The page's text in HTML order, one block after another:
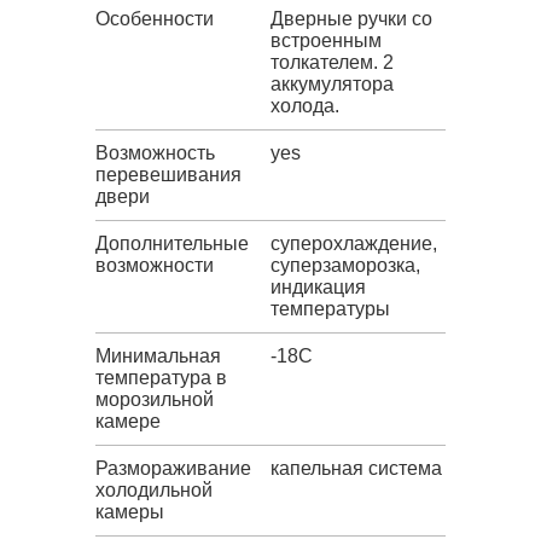
Особенности
Дверные ручки со
встроенным
толкателем. 2
аккумулятора
холода.
Возможность
перевешивания
двери
yes
Дополнительные
возможности
суперохлаждение,
суперзаморозка,
индикация
температуры
Минимальная
температура в
морозильной
камере
-18C
Размораживание
холодильной
камеры
капельная система